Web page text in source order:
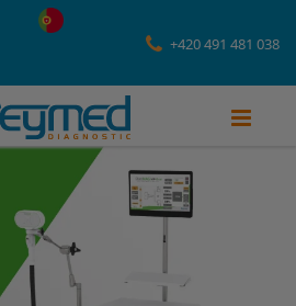
+420 491 481 038